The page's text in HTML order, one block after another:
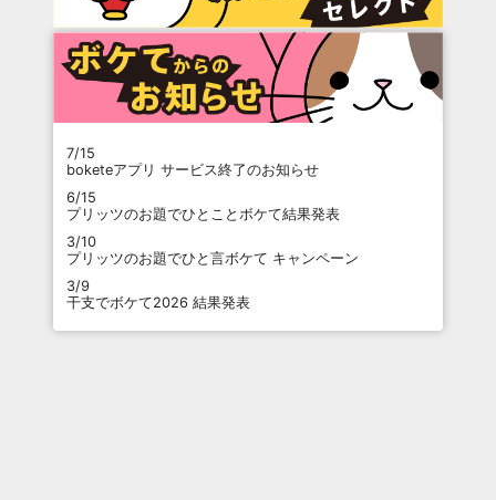
7/15
boketeアプリ サービス終了のお知らせ
6/15
プリッツのお題でひとことボケて結果発表
3/10
プリッツのお題でひと言ボケて キャンペーン
3/9
干支でボケて2026 結果発表